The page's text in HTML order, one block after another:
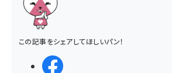
この記事をシェアしてほしいパン！